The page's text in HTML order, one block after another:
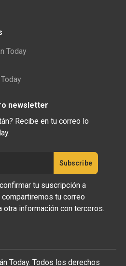
Today
newsletter
Recibe en tu correo lo
tu suscripción a
compartiremos tu correo
otra información con terceros.
Today. Todos los derechos